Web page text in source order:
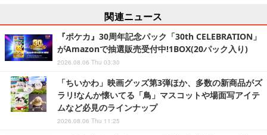
関連ニュース
『ポケカ』30周年記念パック「30th CELEBRATION」
がAmazonで抽選販売受付中!1BOX(20パック入り)
2026.08.06 Thu 03:30
「ちいかわ」映画グッズ第3弾ほか、多数の新商品がズ
ラリ!なんか懐いてる「鳥」マスコットや場面写アイテ
ムなど必見のラインナップ
2026.08.06 Thu 11:25